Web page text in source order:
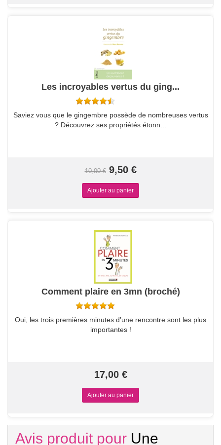
Les incroyables vertus du ging...
Saviez vous que le gingembre possède de nombreuses vertus
? Découvrez ses propriétés étonn...
10,00 € 9,50 €
Comment plaire en 3mn (broché)
Oui, les trois premières minutes d’une rencontre sont les plus
importantes !
17,00 €
Avis produit pour Une